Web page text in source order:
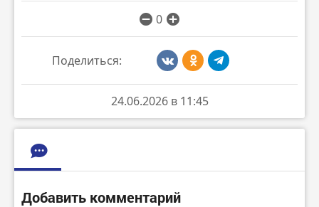
0
Поделиться:
24.06.2026 в 11:45
Добавить комментарий